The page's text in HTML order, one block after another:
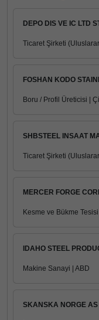
DEPO DIS VE IC LTD
Ticaret Şirketi
FOSHAN KODO
Boru / Profil Üreticisi |
SHBSTEEL INSAAT
Ticaret Şirketi
MERCER FORGE
Kesme ve Bükme
IDAHO STEEL
Makine Sanayi | ABD
SKANSKA NORGE AS